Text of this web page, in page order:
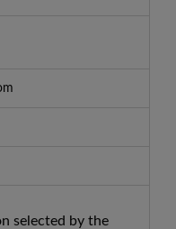
selected by the